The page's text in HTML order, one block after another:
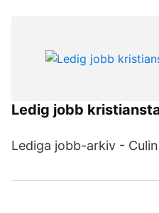
Ledig jobb
Lediga jobb-arkiv -